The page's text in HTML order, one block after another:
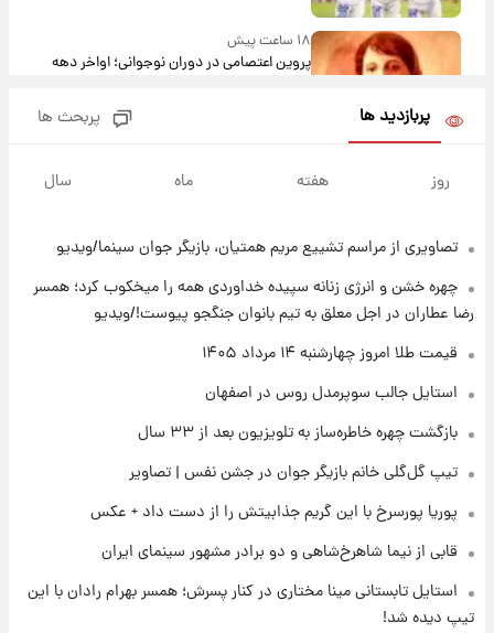
۱۸ ساعت پیش
پروین اعتصامی در دوران نوجوانی؛ اواخر دهه
هسته‌ای در آسمان ظاهر شد
۱۹ ساعت پیش
کرد
۲۱ ساعت پیش
۱۴۰۵/ نرخ‌ها ثابت ماند؟ +جدول
علی مطهری: اجرای کامل تفاهم‌نامه اسلام‌آباد،
۲۱ ساعت پیش
واکنش تند تاکر کارلسون به حمله آمریکا به
مدرسه میناب؛ «باید سیلی محکمی به صورت
پربازدید ها پربحث ها
روز هفته ماه سال
تصاویری از مراسم تشییع مریم همتیان، بازیگر جوان سینما/ویدیو
چهره خشن و انرژی زنانه سپیده خداوردی همه را میخکوب کرد؛ همسر
رضا عطاران در اجل معلق به تیم بانوان جنگجو پیوست!/ویدیو
قیمت طلا امروز چهارشنبه ۱۴ مرداد ۱۴۰۵
استایل جالب سوپرمدل روس در اصفهان
بازگشت چهره خاطره‌ساز به تلویزیون بعد از ۳۳ سال
تیپ گل‌گلی خانم بازیگر جوان در جشن نفس | تصاویر
پوریا پورسرخ با این گریم جذابیتش را از دست داد + عکس
قابی از نیما شاهرخ‌شاهی و دو برادر مشهور سینمای ایران
استایل تابستانی مینا مختاری در کنار پسرش؛ همسر بهرام رادان با این
تیپ دیده شد!